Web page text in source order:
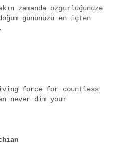
zamanda özgürlüğünüze
gününüzü en içten
force for countless
never dim your